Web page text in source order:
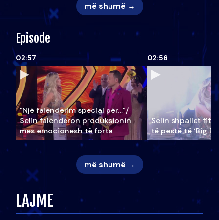
më shumë →
Episode
02:57
"Një falenderim special për…"/
Selin falënderon produksionin
mes emocionesh të forta
02:56
Selin shpallet
të pestë të ‘Big
më shumë →
LAJME